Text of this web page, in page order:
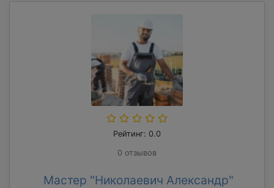
Рейтинг: 0.0
0 отзывов
Мастер "Николаевич Александр"